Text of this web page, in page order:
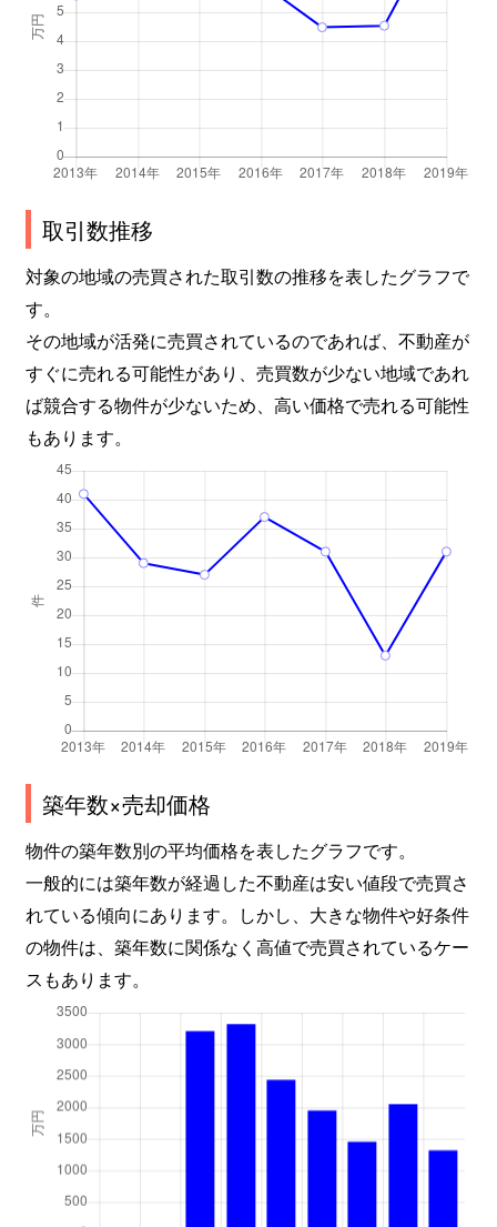
取引数推移
対象の地域の売買された取引数の推移を表したグラフで
す。
その地域が活発に売買されているのであれば、不動産が
すぐに売れる可能性があり、売買数が少ない地域であれ
ば競合する物件が少ないため、高い価格で売れる可能性
もあります。
築年数×売却価格
物件の築年数別の平均価格を表したグラフです。
一般的には築年数が経過した不動産は安い値段で売買さ
れている傾向にあります。しかし、大きな物件や好条件
の物件は、築年数に関係なく高値で売買されているケー
スもあります。